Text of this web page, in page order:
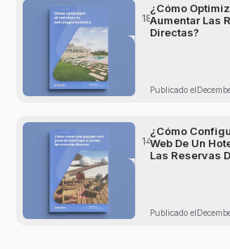
18
min
de
lectura
¿Cómo
Aumentar Las
Directas?
Publicado el
14
min
de
lectura
¿Cómo
Web De Un
Las Reservas
Publicado el